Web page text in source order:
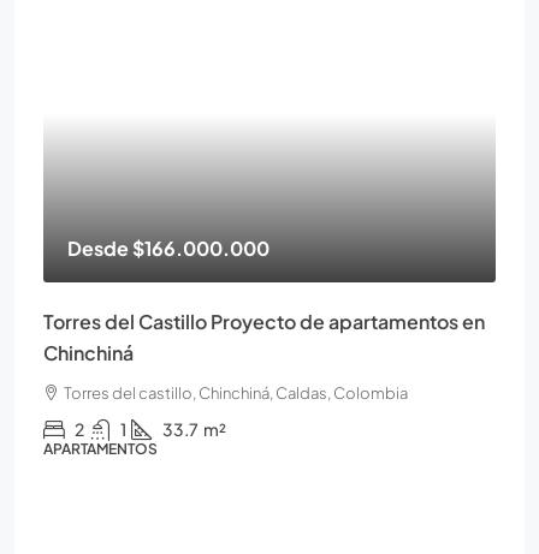
Desde$166.000.000
Torres del Castillo Proyecto de apartamentos en
Chinchiná
Torres del castillo, Chinchiná, Caldas, Colombia
2 1 33.7 m²
APARTAMENTOS